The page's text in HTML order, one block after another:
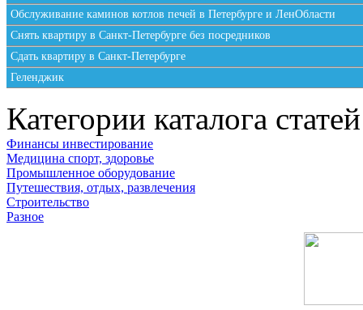
Обслуживание каминов котлов печей в Петербурге и ЛенОбласти
Снять квартиру в Санкт-Петербурге без посредников
Сдать квартиру в Санкт-Петербурге
Геленджик
Категории каталога статей
Финансы инвестирование
Медицина спорт, здоровье
Промышленное оборудование
Путешествия, отдых, развлечения
Строительство
Разное